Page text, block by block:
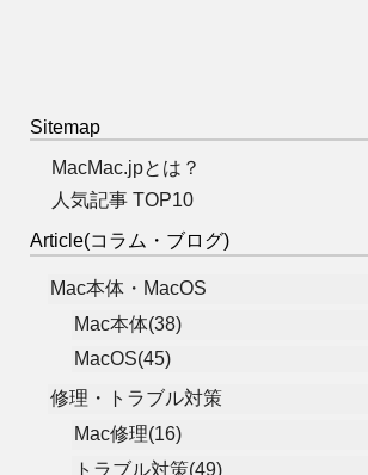
Sitemap
MacMac.jpとは？
人気記事 TOP10
Article(コラム・ブログ)
Mac本体・MacOS
Mac本体(38)
MacOS(45)
修理・トラブル対策
Mac修理(16)
トラブル対策(49)